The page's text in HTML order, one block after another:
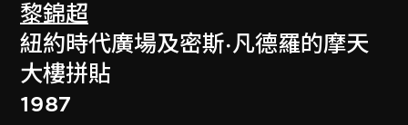
黎錦超
紐約時代廣場及密斯·凡德羅的摩天
大樓拼貼
1987